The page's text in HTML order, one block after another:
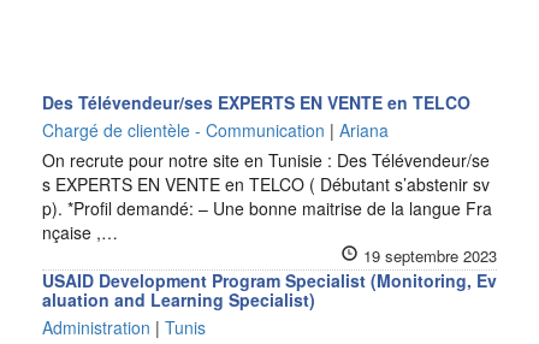
Des Télévendeur/ses EXPERTS EN VENTE en TELCO
Chargé de clientèle - Communication | Ariana
On recrute pour notre site en Tunisie : Des Télévendeur/se
s EXPERTS EN VENTE en TELCO ( Débutant s’abstenir sv
p). *Profil demandé: – Une bonne maitrise de la langue Fra
nçaise ,…
19 septembre 2023
USAID Development Program Specialist (Monitoring, Ev
aluation and Learning Specialist)
Administration | Tunis